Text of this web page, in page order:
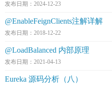
发布日期：2024-12-23
@EnableFeignClients注解详解
发布日期：2018-12-22
@LoadBalanced 内部原理
发布日期：2021-04-13
Eureka 源码分析（八）